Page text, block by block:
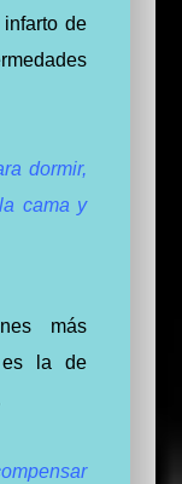
de
dormir,
cama y
más
es la de